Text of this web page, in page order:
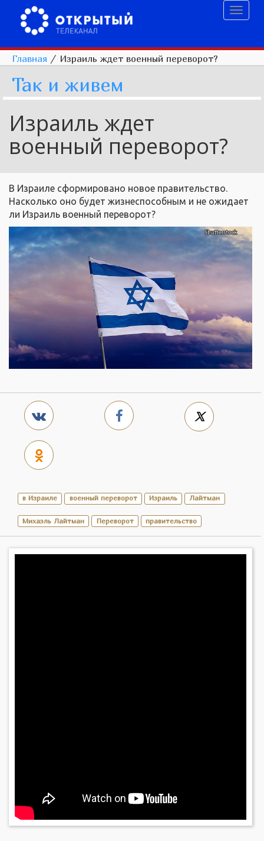
Главная / Израиль ждет военный переворот?
Так и живем
Израиль ждет
военный переворот?
В Израиле сформировано новое правительство.
Насколько оно будет жизнеспособным и не ожидает
ли Израиль военный переворот?
в Израиле военный переворот Израиль Лайтман
Михаэль Лайтман Переворот правительство